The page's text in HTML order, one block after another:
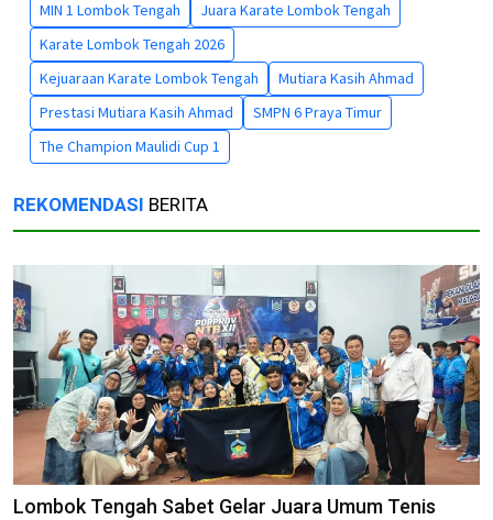
MIN 1 Lombok Tengah
Juara Karate Lombok Tengah
Karate Lombok Tengah 2026
Kejuaraan Karate Lombok Tengah
Mutiara Kasih Ahmad
Prestasi Mutiara Kasih Ahmad
SMPN 6 Praya Timur
The Champion Maulidi Cup 1
REKOMENDASI BERITA
Lombok Tengah Sabet Gelar Juara Umum Tenis